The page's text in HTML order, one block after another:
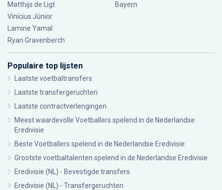
Matthijs de Ligt
Vinícius Júnior
Lamine Yamal
Ryan Gravenberch
Bayern
Populaire top lijsten
Laatste voetbaltransfers
Laatste transfergeruchten
Laatste contractverlengingen
Meest waardevolle Voetballers spelend in de Nederlandse
Eredivisie
Beste Voetballers spelend in de Nederlandse Eredivisie
Grootste voetbaltalenten spelend in de Nederlandse Eredivisie
Eredivisie (NL) - Bevestigde transfers
Eredivisie (NL) - Transfergeruchten